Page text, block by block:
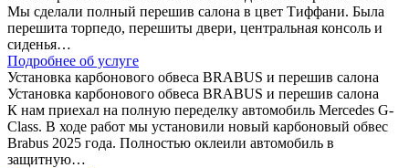
Мы сделали полный перешив салона в цвет Тиффани. Была
перешита торпедо, перешиты двери, центральная консоль и
сиденья…
Подробнее об услуге
Установка карбонового обвеса BRABUS и перешив салона
Установка карбонового обвеса BRABUS и перешив салона
К нам приехал на полную переделку автомобиль Mercedes G-
Class. В ходе работ мы установили новый карбоновый обвес
Brabus 2025 года. Полностью оклеили автомобиль в
защитную…